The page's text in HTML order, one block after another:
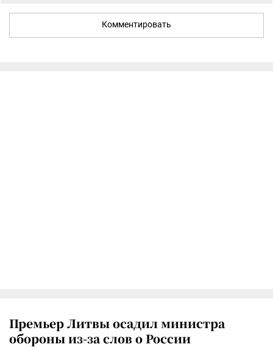
Комментировать
Премьер Литвы осадил министра
обороны из-за слов о России